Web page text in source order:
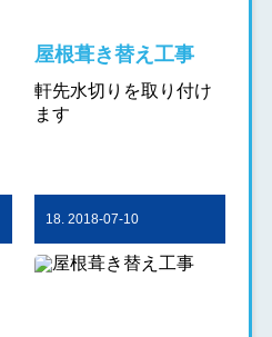
屋根葺き替え工事
軒先水切りを取り付け
ます
18. 2018-07-10